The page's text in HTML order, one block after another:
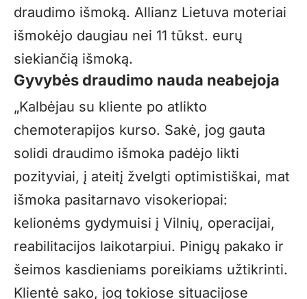
draudimo išmoką. Allianz Lietuva moteriai
išmokėjo daugiau nei 11 tūkst. eurų
siekiančią išmoką.
Gyvybės draudimo nauda neabejoja
„Kalbėjau su kliente po atlikto
chemoterapijos kurso. Sakė, jog gauta
solidi draudimo išmoka padėjo likti
pozityviai, į ateitį žvelgti optimistiškai, mat
išmoka pasitarnavo visokeriopai:
kelionėms gydymuisi į Vilnių, operacijai,
reabilitacijos laikotarpiui. Pinigų pakako ir
šeimos kasdieniams poreikiams užtikrinti.
Klientė sako, jog tokiose situacijose